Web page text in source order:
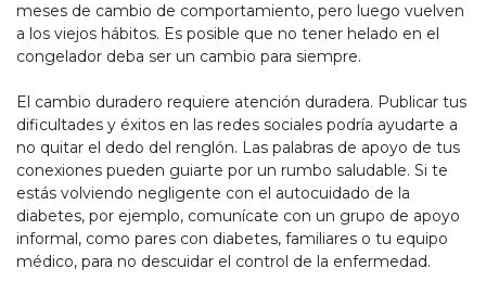
meses de cambio de comportamiento, pero luego vuelven
a los viejos hábitos. Es posible que no tener helado en el
congelador deba ser un cambio para siempre.
El cambio duradero requiere atención duradera. Publicar tus
dificultades y éxitos en las redes sociales podría ayudarte a
no quitar el dedo del renglón. Las palabras de apoyo de tus
conexiones pueden guiarte por un rumbo saludable. Si te
estás volviendo negligente con el autocuidado de la
diabetes, por ejemplo, comunícate con un grupo de apoyo
informal, como pares con diabetes, familiares o tu equipo
médico, para no descuidar el control de la enfermedad.